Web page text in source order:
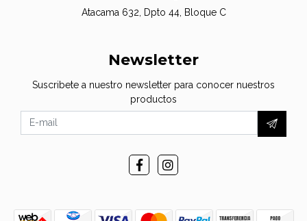
Atacama 632, Dpto 44, Bloque C
Newsletter
Suscribete a nuestro newsletter para conocer nuestros
productos